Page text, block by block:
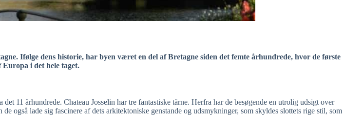
Ifølge dens historie, har byen været en del af Bretagne siden det femte århundrede, hvor de første
i det hele taget.
det 11 århundrede. Chateau Josselin har tre fantastiske tårne. Herfra har de besøgende en utrolig udsigt over
også lade sig fascinere af dets arkitektoniske genstande og udsmykninger, som skyldes slottets rige stil, som